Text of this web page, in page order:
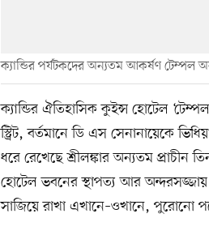
ক্যান্ডির পর্যটকদের অন্যতম আকর্ষণ টেম্পল
ক্যান্ডির ঐতিহাসিক কুইন্স হোটেল
স্ট্রিট, বর্তমানে ডি এস সেনানায়েকে
ধরে রেখেছে শ্রীলঙ্কার অন্যতম প্রাচীন
হোটেল ভবনের স্থাপত্য আর
সাজিয়ে রাখা এখানে–ওখানে, পুরোনো